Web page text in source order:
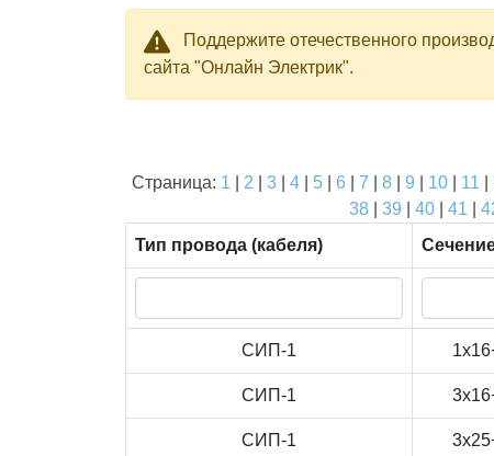
Поддержите отечественного
сайта "Онлайн Электрик".
Страница: 1 2 3| 4| 5| 6 7 8| 9 10| 11
38
39 40 41
Тип провода (кабеля)
СИП-1
СИП-1
СИП-1